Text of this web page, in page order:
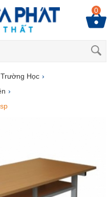
0
Học ›
›